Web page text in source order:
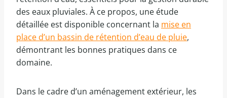
des eaux pluviales. À ce propos, une étude
détaillée est disponible concernant la mise en
place d’un bassin de rétention d’eau de pluie,
démontrant les bonnes pratiques dans ce
domaine.
Dans le cadre d’un aménagement extérieur, les